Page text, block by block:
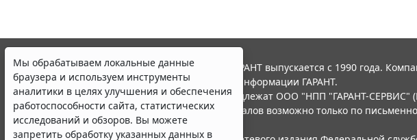
Мы обрабатываем локальные данные
браузера и используем инструменты
аналитики в целях улучшения и обеспечения
работоспособности сайта, статистических
исследований и обзоров. Вы можете
запретить обработку указанных данных в
© ООО "НПП "ГАРАНТ-СЕРВИС", 2026. Система ГАРАНТ выпускается с 1990 года.
участниками Российской ассоциации правовой информации ГАРАНТ.
Все права на материалы сайта ГАРАНТ.РУ принадлежат ООО "НПП "ГАРАНТ-СЕРВИС"
Полное или частичное воспроизведение материалов возможно только по
Правила использования портала.